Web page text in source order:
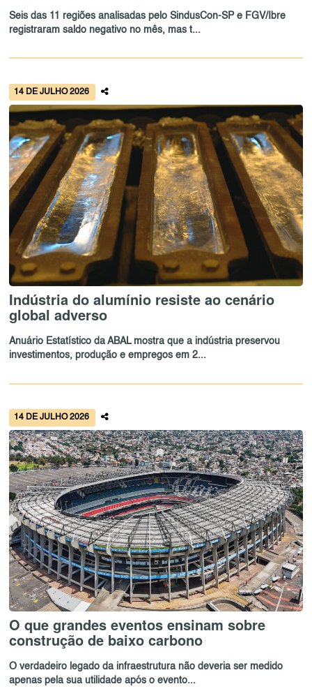
Seis das 11 regiões analisadas pelo SindusCon-SP e FGV/Ibre
registraram saldo negativo no mês, mas t...
14 DE JULHO 2026
Indústria do alumínio resiste ao cenário
global adverso
Anuário Estatístico da ABAL mostra que a indústria preservou
investimentos, produção e empregos em 2...
14 DE JULHO 2026
O que grandes eventos ensinam sobre
construção de baixo carbono
O verdadeiro legado da infraestrutura não deveria ser medido
apenas pela sua utilidade após o evento...